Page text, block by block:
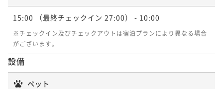
15:00 （最終チェックイン 27:00） - 10:00
※チェックイン及びチェックアウトは宿泊プランにより異なる場合
がございます。
設備
ペット